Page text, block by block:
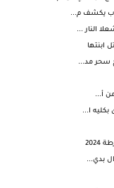
يكشف م...
النار ...
ابنتها
سحر مد...
ا...
بدي...